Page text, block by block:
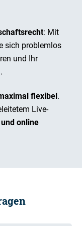
: Mit
sich problemlos
und Ihr
flexibel.
Live-
online